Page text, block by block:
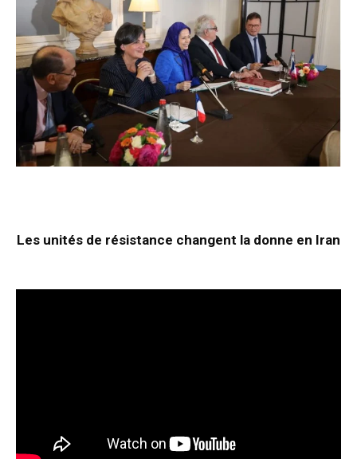
Les unités de résistance changent la donne en Iran